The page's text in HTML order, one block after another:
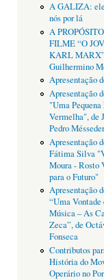
A GALIZA:
nós por lá
A
FILME “O
KARL
Guilhermino
Apresentação
Apresentação
"Uma
Vermelha", de
Pedro Mésseder
Apresentação
Fátima Silva
Moura - Rosto
para o Futuro"
Apresentação
“Uma Vontade
Música – As
Zeca”, de
Fonseca
Contributos
História do
Operário no